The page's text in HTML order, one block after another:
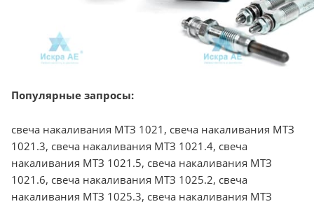
Популярные запросы:
свеча накаливания МТЗ 1021, свеча накаливания МТЗ
1021.3, свеча накаливания МТЗ 1021.4, свеча
накаливания МТЗ 1021.5, свеча накаливания МТЗ
1021.6, свеча накаливания МТЗ 1025.2, свеча
накаливания МТЗ 1025.3, свеча накаливания МТЗ